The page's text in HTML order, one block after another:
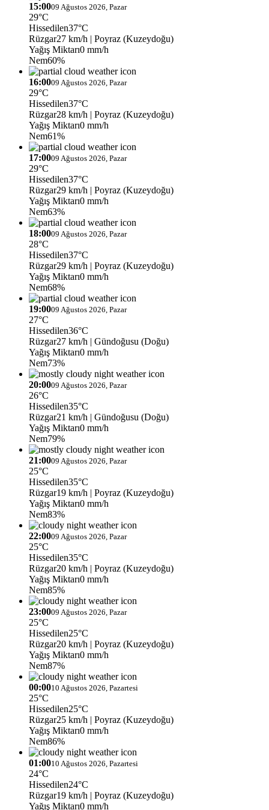
15:0009 Ağustos 2026, Pazar
29°C
Hissedilen37°C
Rüzgar27 km/h | Poyraz (Kuzeydoğu)
Yağış Miktarı0 mm/h
Nem60%
16:0009 Ağustos 2026, Pazar
29°C
Hissedilen37°C
Rüzgar28 km/h | Poyraz (Kuzeydoğu)
Yağış Miktarı0 mm/h
Nem61%
17:0009 Ağustos 2026, Pazar
29°C
Hissedilen37°C
Rüzgar29 km/h | Poyraz (Kuzeydoğu)
Yağış Miktarı0 mm/h
Nem63%
18:0009 Ağustos 2026, Pazar
28°C
Hissedilen37°C
Rüzgar29 km/h | Poyraz (Kuzeydoğu)
Yağış Miktarı0 mm/h
Nem68%
19:0009 Ağustos 2026, Pazar
27°C
Hissedilen36°C
Rüzgar27 km/h | Gündoğusu (Doğu)
Yağış Miktarı0 mm/h
Nem73%
20:0009 Ağustos 2026, Pazar
26°C
Hissedilen35°C
Rüzgar21 km/h | Gündoğusu (Doğu)
Yağış Miktarı0 mm/h
Nem79%
21:0009 Ağustos 2026, Pazar
25°C
Hissedilen35°C
Rüzgar19 km/h | Poyraz (Kuzeydoğu)
Yağış Miktarı0 mm/h
Nem83%
22:0009 Ağustos 2026, Pazar
25°C
Hissedilen35°C
Rüzgar20 km/h | Poyraz (Kuzeydoğu)
Yağış Miktarı0 mm/h
Nem85%
23:0009 Ağustos 2026, Pazar
25°C
Hissedilen25°C
Rüzgar20 km/h | Poyraz (Kuzeydoğu)
Yağış Miktarı0 mm/h
Nem87%
00:0010 Ağustos 2026, Pazartesi
25°C
Hissedilen25°C
Rüzgar25 km/h | Poyraz (Kuzeydoğu)
Yağış Miktarı0 mm/h
Nem86%
01:0010 Ağustos 2026, Pazartesi
24°C
Hissedilen24°C
Rüzgar19 km/h | Poyraz (Kuzeydoğu)
Yağış Miktarı0 mm/h